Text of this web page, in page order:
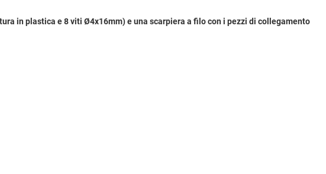
in plastica e 8 viti Ø4x16mm) e una scarpiera a filo con i pezzi di collegamento